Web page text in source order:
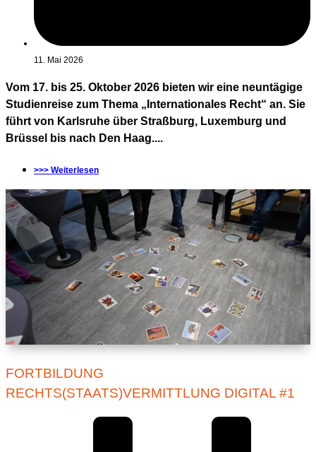
11. Mai 2026
Vom 17. bis 25. Oktober 2026 bieten wir eine neuntägige
Studienreise zum Thema „Internationales Recht“ an. Sie
führt von Karlsruhe über Straßburg, Luxemburg und
Brüssel bis nach Den Haag....
>>> Weiterlesen
FORTBILDUNG
RECHTS(STAATS)VERMITTLUNG DIGITAL #1